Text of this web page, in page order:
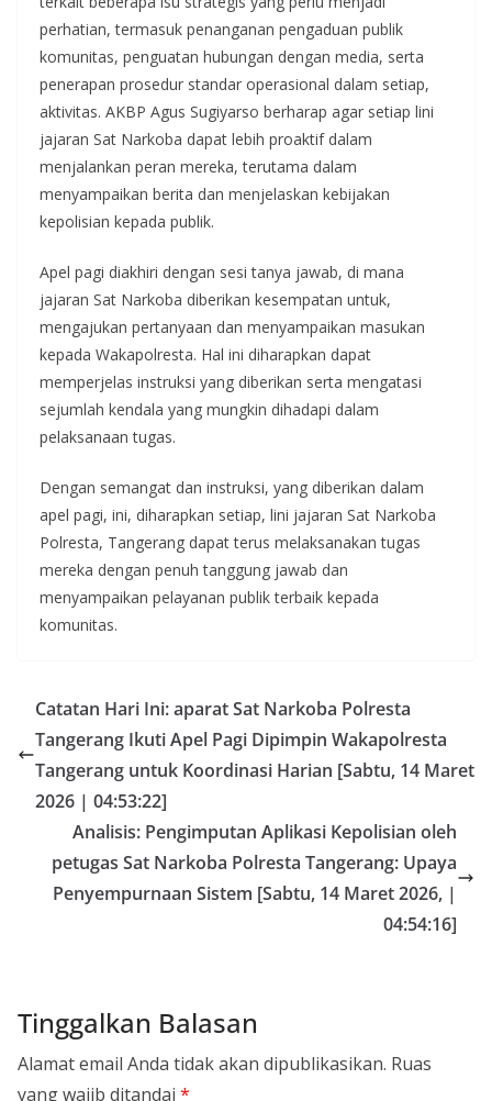
perhatian, termasuk penanganan pengaduan publik
komunitas, penguatan hubungan dengan media, serta
penerapan prosedur standar operasional dalam setiap,
aktivitas. AKBP Agus Sugiyarso berharap agar setiap lini
jajaran Sat Narkoba dapat lebih proaktif dalam
menjalankan peran mereka, terutama dalam
menyampaikan berita dan menjelaskan kebijakan
kepolisian kepada publik.
Apel pagi diakhiri dengan sesi tanya jawab, di mana
jajaran Sat Narkoba diberikan kesempatan untuk,
mengajukan pertanyaan dan menyampaikan masukan
kepada Wakapolresta. Hal ini diharapkan dapat
memperjelas instruksi yang diberikan serta mengatasi
sejumlah kendala yang mungkin dihadapi dalam
pelaksanaan tugas.
Dengan semangat dan instruksi, yang diberikan dalam
apel pagi, ini, diharapkan setiap, lini jajaran Sat Narkoba
Polresta, Tangerang dapat terus melaksanakan tugas
mereka dengan penuh tanggung jawab dan
menyampaikan pelayanan publik terbaik kepada
komunitas.
Catatan Hari Ini: aparat Sat Narkoba Polresta
Tangerang Ikuti Apel Pagi Dipimpin Wakapolresta
Tangerang untuk Koordinasi Harian [Sabtu, 14 Maret
2026 | 04:53:22]
Analisis: Pengimputan Aplikasi Kepolisian oleh
petugas Sat Narkoba Polresta Tangerang: Upaya
Penyempurnaan Sistem [Sabtu, 14 Maret 2026, |
04:54:16]
Tinggalkan Balasan
Alamat email Anda tidak akan dipublikasikan. Ruas
yang wajib ditandai *